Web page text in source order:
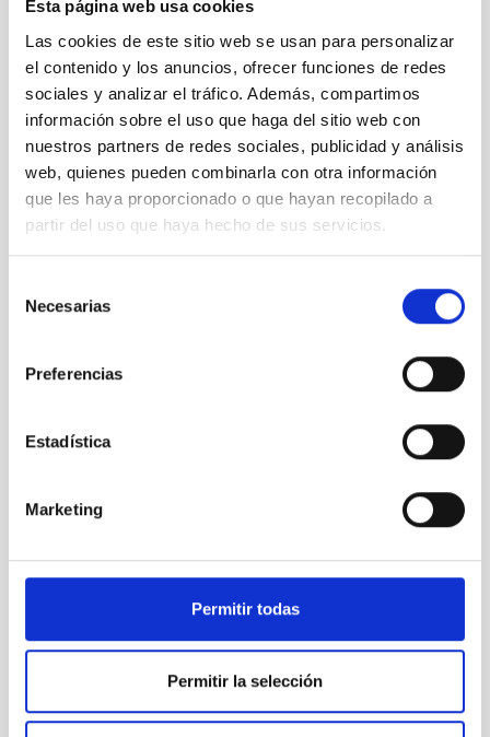
Esta página web usa cookies
Las cookies de este sitio web se usan para personalizar
el contenido y los anuncios, ofrecer funciones de redes
sociales y analizar el tráfico. Además, compartimos
información sobre el uso que haga del sitio web con
nuestros partners de redes sociales, publicidad y análisis
web, quienes pueden combinarla con otra información
que les haya proporcionado o que hayan recopilado a
partir del uso que haya hecho de sus servicios.
Necesarias
Preferencias
Estadística
Marketing
Permitir todas
Permitir la selección
en el Gran
Telescopio
CANARIAS
Primera
luz de
MEGARA
Telescopio
luz de
MEGARA
Telescopio